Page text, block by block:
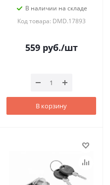
В наличии на складе
Код товара: DMD.17893
559руб./шт
В корзину